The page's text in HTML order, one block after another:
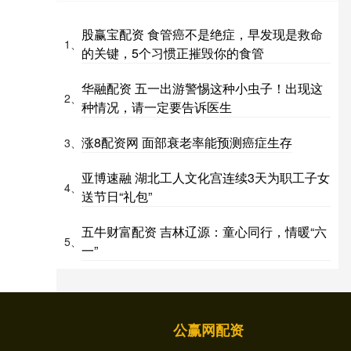
1、
股赢宝配资 食管癌不是绝症，早发现是救命
的关键，5个习惯正摧毁你的食管
2、
华融配资 五一出游警惕这种小虫子！出现这
种情况，请一定要告诉医生
3、 涨8配资网 面部衰老率能预测癌症生存
4、
亚博速融 湖北工人文化宫连续3天为职工子女
送节日“礼包”
5、
五牛财富配资 吉林辽源：童心同行，情暖“六
一”
公赢网配资